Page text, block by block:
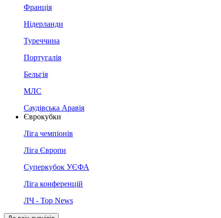
Франція
Нідерланди
Туреччина
Португалія
Бельгія
МЛС
Саудівська Аравія
Єврокубки
Ліга чемпіонів
Ліга Європи
Суперкубок УЄФА
Ліга конференцій
ЛЧ - Top News